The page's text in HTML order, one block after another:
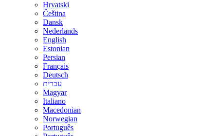
Hrvatski
Čeština
Dansk
Nederlands
English
Estonian
Persian
Français
Deutsch
עברית
Magyar
Italiano
Macedonian
Norwegian
Português